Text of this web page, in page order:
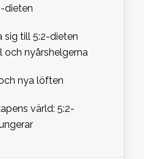
dieten
sig till 5:2-dieten
och nyårshelgerna
nya löften
värld: 5:2-